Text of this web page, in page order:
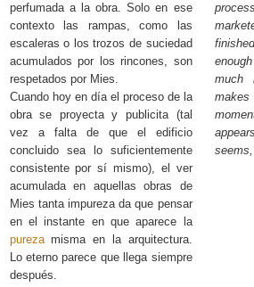
perfumada a la obra. Solo en ese
contexto las rampas, como las
escaleras o los trozos de suciedad
acumulados por los rincones, son
respetados por Mies.
Cuando hoy en día el proceso de la
obra se proyecta y publicita (tal
vez a falta de que el edificio
concluido sea lo suficientemente
consistente por sí mismo), el ver
acumulada en aquellas obras de
Mies tanta impureza da que pensar
en el instante en que aparece la
purezamisma en la arquitectura.
Lo eterno parece que llega siempre
después.
much